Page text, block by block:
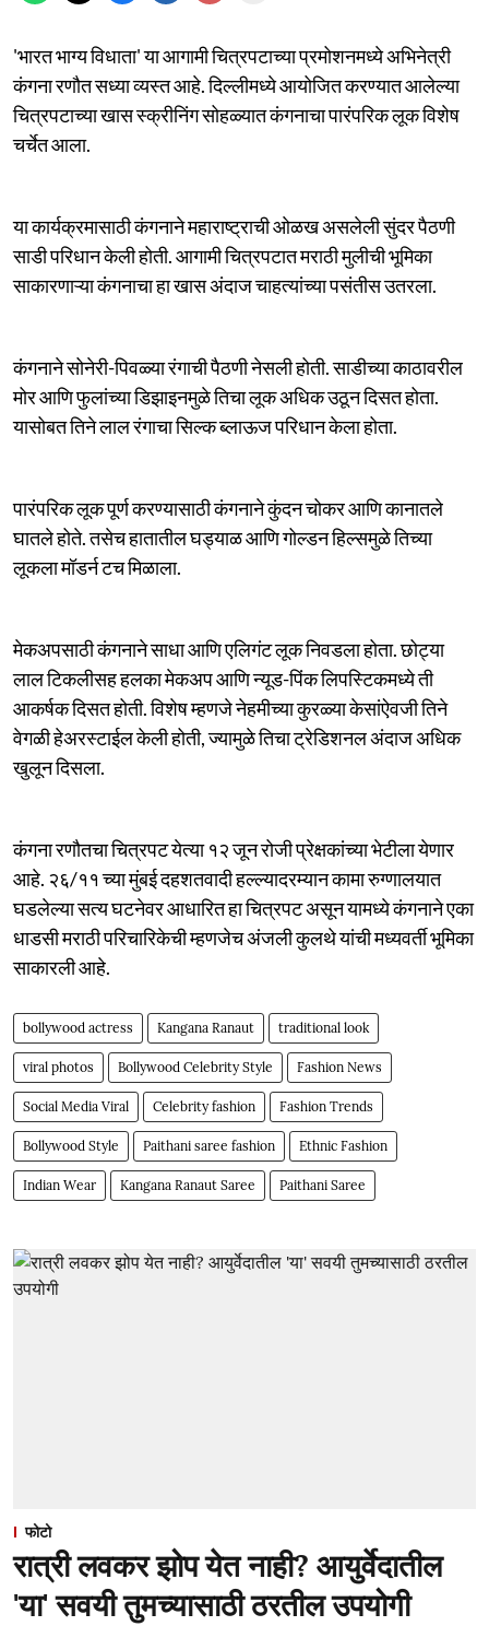
'भारत भाग्य विधाता' या आगामी चित्रपटाच्या प्रमोशनमध्ये अभिनेत्री
कंगना रणौत सध्या व्यस्त आहे. दिल्लीमध्ये आयोजित करण्यात आलेल्या
चित्रपटाच्या खास स्क्रीनिंग सोहळ्यात कंगनाचा पारंपरिक लूक विशेष
चर्चेत आला.
या कार्यक्रमासाठी कंगनाने महाराष्ट्राची ओळख असलेली सुंदर पैठणी
साडी परिधान केली होती. आगामी चित्रपटात मराठी मुलीची भूमिका
साकारणाऱ्या कंगनाचा हा खास अंदाज चाहत्यांच्या पसंतीस उतरला.
कंगनाने सोनेरी-पिवळ्या रंगाची पैठणी नेसली होती. साडीच्या काठावरील
मोर आणि फुलांच्या डिझाइनमुळे तिचा लूक अधिक उठून दिसत होता.
यासोबत तिने लाल रंगाचा सिल्क ब्लाऊज परिधान केला होता.
पारंपरिक लूक पूर्ण करण्यासाठी कंगनाने कुंदन चोकर आणि कानातले
घातले होते. तसेच हातातील घड्याळ आणि गोल्डन हिल्समुळे तिच्या
लूकला मॉडर्न टच मिळाला.
मेकअपसाठी कंगनाने साधा आणि एलिगंट लूक निवडला होता. छोट्या
लाल टिकलीसह हलका मेकअप आणि न्यूड-पिंक लिपस्टिकमध्ये ती
आकर्षक दिसत होती. विशेष म्हणजे नेहमीच्या कुरळ्या केसांऐवजी तिने
वेगळी हेअरस्टाईल केली होती, ज्यामुळे तिचा ट्रेडिशनल अंदाज अधिक
खुलून दिसला.
कंगना रणौतचा चित्रपट येत्या १२ जून रोजी प्रेक्षकांच्या भेटीला येणार
आहे. २६/११ च्या मुंबई दहशतवादी हल्ल्यादरम्यान कामा रुग्णालयात
घडलेल्या सत्य घटनेवर आधारित हा चित्रपट असून यामध्ये कंगनाने एका
धाडसी मराठी परिचारिकेची म्हणजेच अंजली कुलथे यांची मध्यवर्ती भूमिका
साकारली आहे.
bollywood actress Kangana Ranaut traditional look
viral photos Bollywood Celebrity Style Fashion News
Social Media Viral Celebrity fashion Fashion Trends
Bollywood Style Paithani saree fashion Ethnic Fashion
Indian Wear Kangana Ranaut Saree Paithani Saree
फोटो
रात्री लवकर झोप येत नाही? आयुर्वेदातील
'या' सवयी तुमच्यासाठी ठरतील उपयोगी